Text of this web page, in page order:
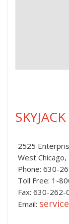
2525
West
Phone: 630-
Toll Free: 1-
Fax: 630-262-
Email: